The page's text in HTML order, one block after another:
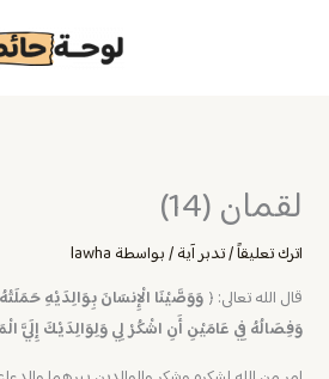
لقمان (14)
اترك تعليقاً/تدبر آية/ بواسطة lawha
قال الله تعالى: ﴿ وَوَصَّيْنَا الْإِنسَانَ بِوَالِدَيْهِ
وَفِصَالُهُ فِي عَامَيْنِ أَنِ اشْكُرْ لِي وَلِوَالِدَيْكَ إِلَيَّ